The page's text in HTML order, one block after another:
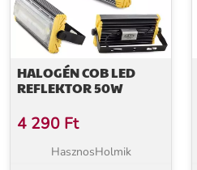
HALOGÉN COB LED
REFLEKTOR 50W
4 290 Ft
HasznosHolmik